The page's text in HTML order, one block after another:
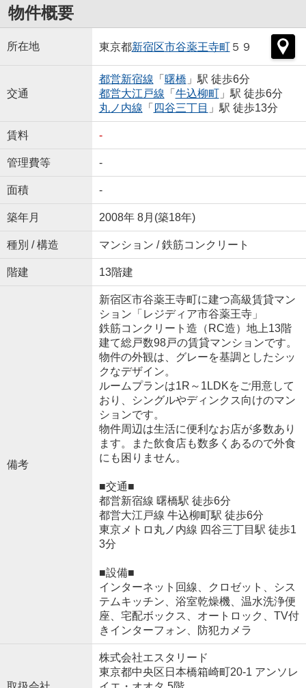
物件概要
所在地 東京都新宿区市谷薬王寺町５９
交通
都営新宿線 「 曙橋 」駅 徒歩6分
都営大江戸線 「 牛込柳町」駅 徒歩6分
丸ノ内線 「 四谷三丁目 」駅 徒歩13分
賃料 -
管理費等 -
面積 -
築年月 2008年 8月(築18年)
種別 / 構造 マンション / 鉄筋コンクリート
階建 13階建
備考
新宿区市谷薬王寺町に建つ高級賃貸マン
ション「レジディア市谷薬王寺」
鉄筋コンクリート造（RC造）地上13階
建て総戸数98戸の賃貸マンションです。
物件の外観は、グレーを基調としたシッ
クなデザイン。
ルームプランは1R～1LDKをご用意して
おり、シングルやディンクス向けのマン
ションです。
物件周辺は生活に便利なお店が多数あり
ます。また飲食店も数多くあるので外食
にも困りません。
■交通■
都営新宿線 曙橋駅 徒歩6分
都営大江戸線 牛込柳町駅 徒歩6分
東京メトロ丸ノ内線 四谷三丁目駅 徒歩1
3分
■設備■
インターネット回線、クロゼット、シス
テムキッチン、浴室乾燥機、温水洗浄便
座、宅配ボックス、オートロック、TV付
きインターフォン、防犯カメラ
株式会社エスタリード
東京都中央区日本橋箱崎町20-1 アンソレ